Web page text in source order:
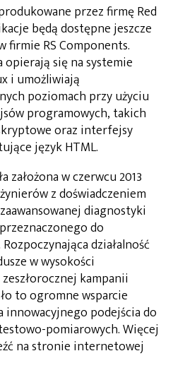
przez firmę Red
będą dostępne jeszcze
firmie RS Components.
opierają się na systemie
i umożliwiają
poziomach przy użyciu
programowych, takich
oraz interfejsy
język HTML.
założona w czerwcu 2013
z doświadczeniem
diagnostyki
do
działalność
w wysokości
kampanii
to ogromne wsparcie
innowacyjnego podejścia do
pomiarowych. Więcej
na stronie internetowej